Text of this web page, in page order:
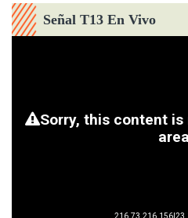
Señal T13 En Vivo